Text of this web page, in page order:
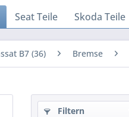
Seat Teile Skoda Teile
B7 (36) Bremse
Filtern